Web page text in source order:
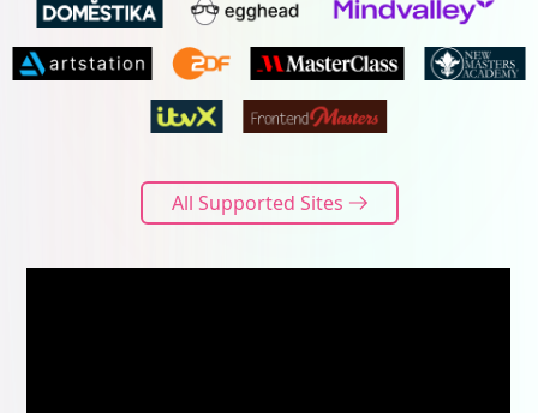
All Supported Sites